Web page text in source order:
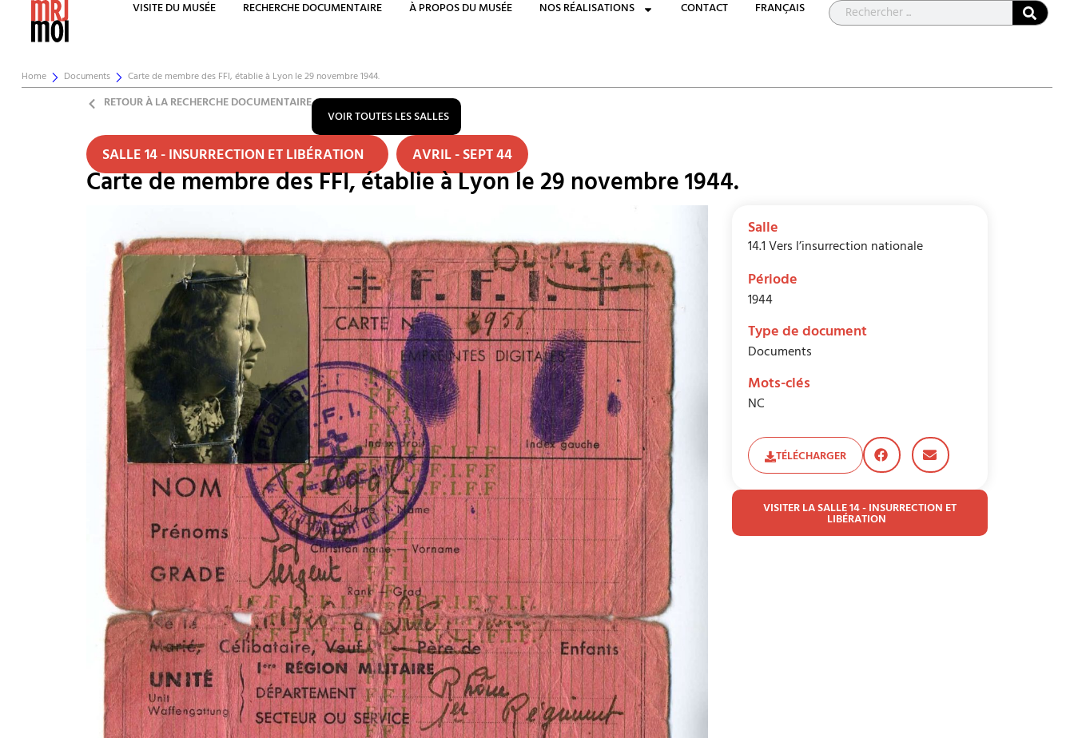
VISITE DU MUSÉE RECHERCHE DOCUMENTAIRE À PROPOS DU MUSÉE NOS RÉALISATIONS CONTACT FRANÇAIS
Home Documents Carte de membre des FFI, établie à Lyon le 29 novembre 1944.
RETOUR À LA RECHERCHE DOCUMENTAIRE
VOIR TOUTES LES SALLES
SALLE 14 - INSURRECTION ET LIBÉRATION AVRIL - SEPT 44
Carte de membre des FFI, établie à Lyon le 29 novembre 1944.
Salle
14.1 Vers l’insurrection nationale
Période
1944
Type de document
Documents
Mots-clés
NC
TÉLÉCHARGER
VISITER LA SALLE 14 - INSURRECTION ET
LIBÉRATION